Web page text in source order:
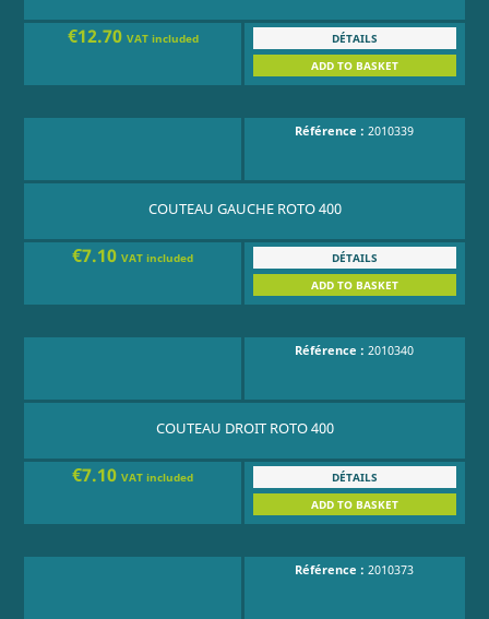
€12.70 VAT included
DÉTAILS
ADD TO BASKET
Référence : 2010339
COUTEAU GAUCHE ROTO 400
€7.10VAT included
DÉTAILS
ADD TO BASKET
Référence : 2010340
COUTEAU DROIT ROTO 400
€7.10VAT included
DÉTAILS
ADD TO BASKET
Référence : 2010373